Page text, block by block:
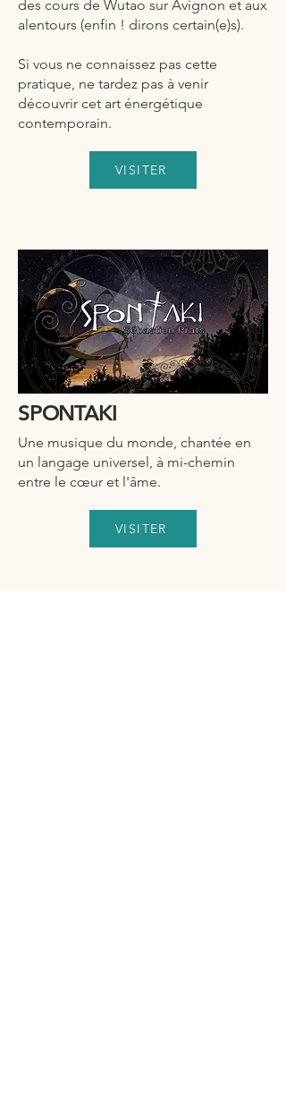
des cours de Wutao sur Avignon et aux
alentours (enfin ! dirons certain(e)s).
Si vous ne connaissez pas cette
pratique, ne tardez pas à venir
découvrir cet art énergétique
contemporain.
VISITER
SPONTAKI
Une musique du monde, chantée en
un langage universel, à mi-chemin
entre le cœur et l'âme.
VISITER